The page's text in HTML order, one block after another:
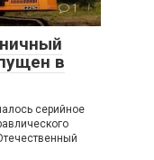
1
в
серийное